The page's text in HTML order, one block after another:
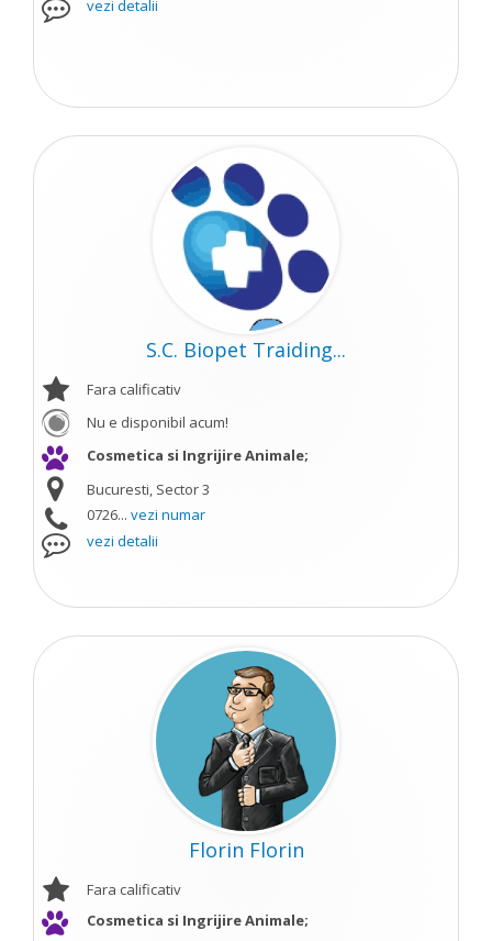
vezi detalii
S.C. Biopet Traiding...
Fara calificativ
Nu e disponibil acum!
Cosmetica si Ingrijire Animale;
Bucuresti, Sector 3
0726... vezi numar
vezi detalii
Florin Florin
Fara calificativ
Cosmetica si Ingrijire Animale;